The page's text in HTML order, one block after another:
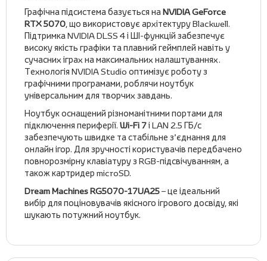
Графічна підсистема базується наNVIDIA GeForce
RTX 5070, що використовує архітектуру Blackwell.
Підтримка NVIDIA DLSS 4 і ШІ-функцій забезпечує
високу якість графіки та плавний геймплей навіть у
сучасних іграх на максимальних налаштуваннях.
Технологія NVIDIA Studio оптимізує роботу з
графічними програмами, роблячи ноутбук
універсальним для творчих завдань.
Ноутбук оснащений різноманітними портами для
підключення периферії. Wi-Fi 7і LAN 2.5 ГБ/с
забезпечують швидке та стабільне з’єднання для
онлайн ігор. Для зручності користувачів передбачено
повнорозмірну клавіатуру з RGB-підсвічуванням, а
також картридер microSD.
Dream Machines RG5070-17UA25– це ідеальний
вибір для поціновувачів якісного ігрового досвіду, які
шукають потужний ноутбук.